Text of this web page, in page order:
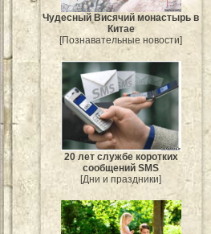
Чудесный Висячий монастырь в
Китае
[Познавательные новости]
20 лет службе коротких
сообщений SMS
[Дни и праздники]